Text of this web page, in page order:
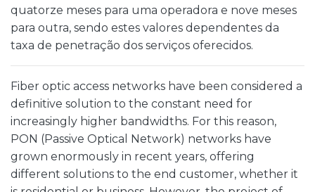
quatorze meses para uma operadora e nove meses
para outra, sendo estes valores dependentes da
taxa de penetração dos serviços oferecidos.
Fiber optic access networks have been considered a
definitive solution to the constant need for
increasingly higher bandwidths. For this reason,
PON (Passive Optical Network) networks have
grown enormously in recent years, offering
different solutions to the end customer, whether it